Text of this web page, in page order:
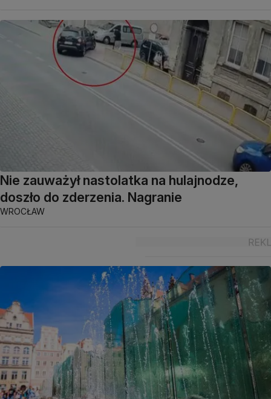
Nie zauważył nastolatka na hulajnodze,
doszło do zderzenia. Nagranie
WROCŁAW